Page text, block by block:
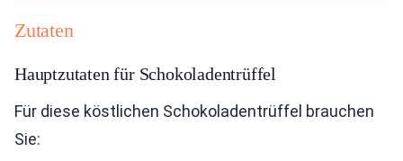
Zutaten
Hauptzutaten für Schokoladentrüffel
Für diese köstlichen Schokoladentrüffel brauchen
Sie: